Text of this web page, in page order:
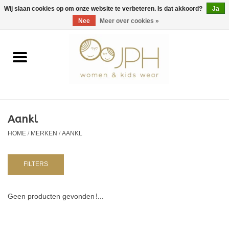
EUR/GBP/USD 0 Artikelen - €0,00
Home
Kids
NURSERY / TABLEWARE
Aankl
HOME/MERKEN/AANKL
FILTERS
Geen producten gevonden!...
Wij slaan cookies op om onze website te verbeteren. Is dat akkoord?
Ja
Nee
Meer over cookies »